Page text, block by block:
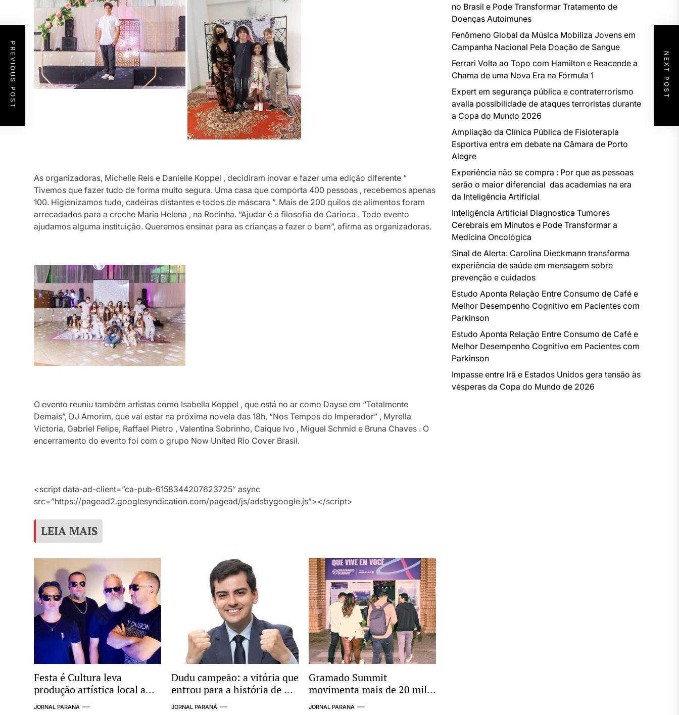
As organizadoras, Michelle Reis e Danielle Koppel , decidiram inovar e fazer uma edição diferente “
Tivemos que fazer tudo de forma muito segura. Uma casa que comporta 400 pessoas , recebemos apenas
100. Higienizamos tudo, cadeiras distantes e todos de máscara ”. Mais de 200 quilos de alimentos foram
arrecadados para a creche Maria Helena , na Rocinha. “Ajudar é a filosofia do Carioca . Todo evento
ajudamos alguma instituição. Queremos ensinar para as crianças a fazer o bem”, afirma as organizadoras.
O evento reuniu também artistas como Isabella Koppel , que está no ar como Dayse em “Totalmente
Demais”, DJ Amorim, que vai estar na próxima novela das 18h, “Nos Tempos do Imperador” , Myrella
Victoria, Gabriel Felipe, Raffael Pietro , Valentina Sobrinho, Caique Ivo , Miguel Schmid e Bruna Chaves . O
encerramento do evento foi com o grupo Now United Rio Cover Brasil.
<script data-ad-client=”ca-pub-6158344207623725″ async
src=”https://pagead2.googlesyndication.com/pagead/js/adsbygoogle.js”></script>
PREVIOUS POST NEXT POST
LEIA MAIS
Festa é Cultura leva
produção artística local a
região norte com apoio da
JORNAL PARANÁ
Dudu campeão: a vitória que
entrou para a história de A
Fazenda
JORNAL PARANÁ
Gramado Summit
movimenta mais de 20 mil
pessoas e anuncia expansão
JORNAL PARANÁ
no Brasil e Pode Transformar Tratamento de
Doenças Autoimunes
Fenômeno Global da Música Mobiliza Jovens em
Campanha Nacional Pela Doação de Sangue
Ferrari Volta ao Topo com Hamilton e Reacende a
Chama de uma Nova Era na Fórmula 1
Expert em segurança pública e contraterrorismo
avalia possibilidade de ataques terroristas durante
a Copa do Mundo 2026
Ampliação da Clínica Pública de Fisioterapia
Esportiva entra em debate na Câmara de Porto
Alegre
Experiência não se compra : Por que as pessoas
serão o maior diferencial das academias na era
da Inteligência Artificial
Inteligência Artificial Diagnostica Tumores
Cerebrais em Minutos e Pode Transformar a
Medicina Oncológica
Sinal de Alerta: Carolina Dieckmann transforma
experiência de saúde em mensagem sobre
prevenção e cuidados
Estudo Aponta Relação Entre Consumo de Café e
Melhor Desempenho Cognitivo em Pacientes com
Parkinson
Estudo Aponta Relação Entre Consumo de Café e
Melhor Desempenho Cognitivo em Pacientes com
Parkinson
Impasse entre Irã e Estados Unidos gera tensão às
vésperas da Copa do Mundo de 2026